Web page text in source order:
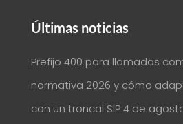
Últimas noticias
Prefijo 400 para llamadas
normativa 2026 y cómo
con un troncal SIP 4 de